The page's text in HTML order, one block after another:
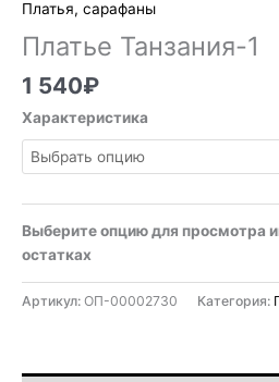
Платья, сарафаны
Платье Танзания-1
1 540₽
Характеристика
Выберите опцию для просмотра
остатках
Артикул: ОП-00002730 Категория: